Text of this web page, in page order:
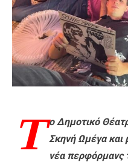
Τ ο Δημοτικό
Σκηνή Ωμέγα και
νέα περφόρμανς